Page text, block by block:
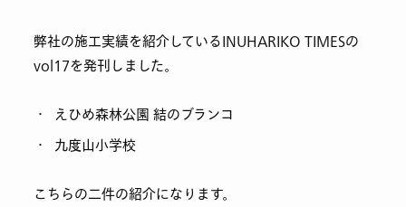
弊社の施工実績を紹介しているINUHARIKO TIMESの
vol17を発刊しました。
えひめ森林公園 結のブランコ
九度山小学校
こちらの二件の紹介になります。